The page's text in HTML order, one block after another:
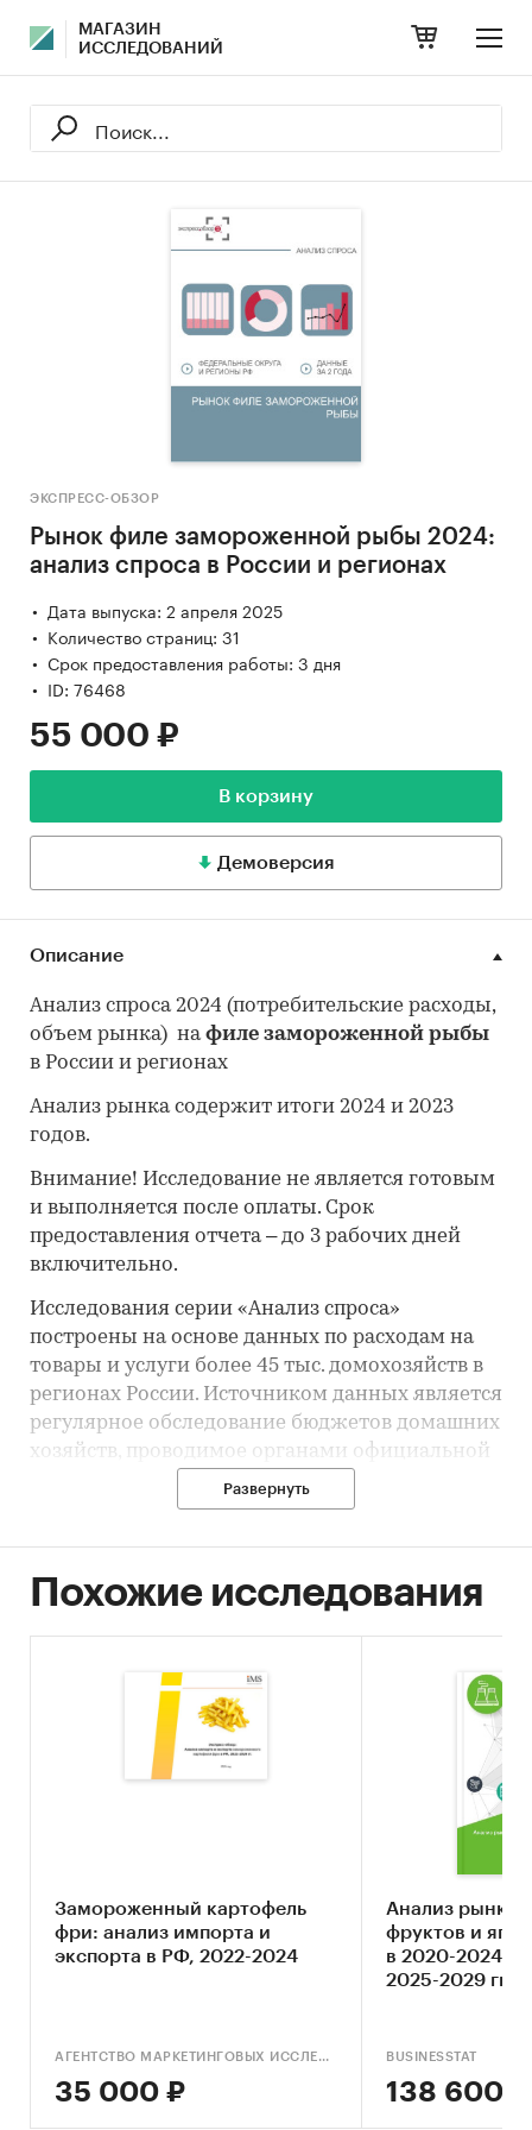
МАГАЗИН
ИССЛЕДОВАНИЙ
ЭКСПРЕСС-ОБЗОР
Рынок филе замороженной рыбы 2024:
анализ спроса в России и регионах
Дата выпуска: 2 апреля 2025
Количество страниц: 31
Срок предоставления работы: 3 дня
ID: 76468
55 000 ₽
В корзину
Демоверсия
Описание
Анализ спроса 2024 (потребительские расходы,
объем рынка) нафиле замороженной рыбы
в России и регионах
Анализ рынка содержит итоги 2024 и 2023
годов.
Внимание! Исследование не является готовым
и выполняется после оплаты. Срок
предоставления отчета – до 3 рабочих дней
включительно.
Исследования серии «Анализ спроса»
построены на основе данных по расходам на
товары и услуги более 45 тыс. домохозяйств в
регионах России. Источником данных является
регулярное обследование бюджетов домашних
хозяйств, проводимое органами официальной
средневзвешенные показатели спроса на
товар
тем регионам, по которым в официальной
статистике представлены данные по расходам
домохозяйств по итогам одновременно 2-х лет,
2023 и 2024 гг.), а также общий показатель
спроса в России за 2024 и 2023. Значение спроса
приобретение
товара или услуг в рублях
- объем розничного рынка товара или услуг в
регионе в рублях, рассчитанный на основе
ответы на следующие вопросы:
Развернуть
Похожие исследования
Замороженный картофель
фри: анализ импорта и
экспорта в РФ, 2022-2024
АГЕНТСТВО МАРКЕТИНГОВЫХ ИССЛЕДОВАНИЙ IMS
35 000 ₽
Анализ рынка
фруктов и
в 2020-2024
2025-2029 гг
BUSINESSTAT
138 600 ₽